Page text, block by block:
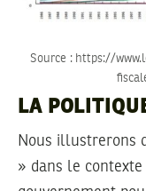
Source : https://
LA
Nous illustrerons
» dans le